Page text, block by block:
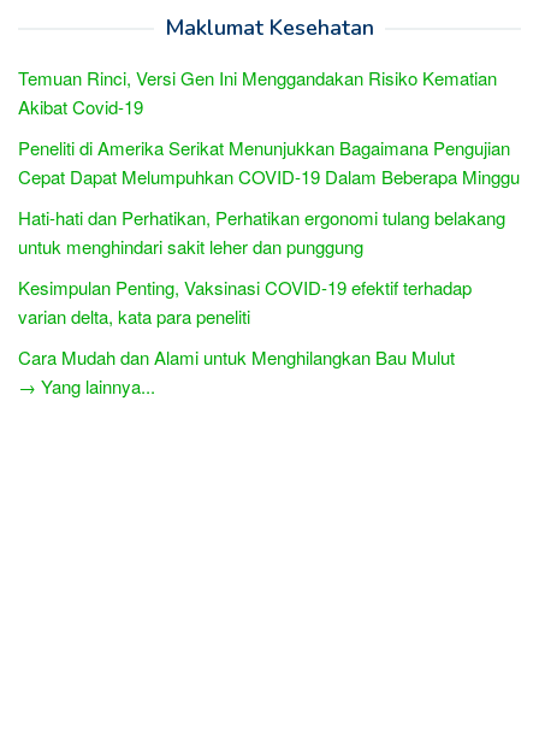
Maklumat Kesehatan
Temuan Rinci, Versi Gen Ini Menggandakan Risiko Kematian
Akibat Covid-19
Peneliti di Amerika Serikat Menunjukkan Bagaimana Pengujian
Cepat Dapat Melumpuhkan COVID-19 Dalam Beberapa Minggu
Hati-hati dan Perhatikan, Perhatikan ergonomi tulang belakang
untuk menghindari sakit leher dan punggung
Kesimpulan Penting, Vaksinasi COVID-19 efektif terhadap
varian delta, kata para peneliti
Cara Mudah dan Alami untuk Menghilangkan Bau Mulut
→ Yang lainnya...